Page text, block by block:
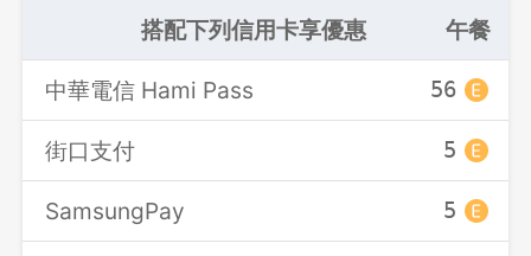
搭配下列信用卡享優惠 午餐
中華電信 Hami Pass 56
街口支付 5
SamsungPay 5
登出
先不要